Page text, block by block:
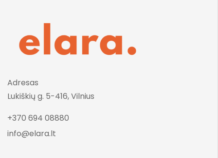
Adresas
Lukiškių g. 5-416, Vilnius
+370 694 08880
info@elara.lt